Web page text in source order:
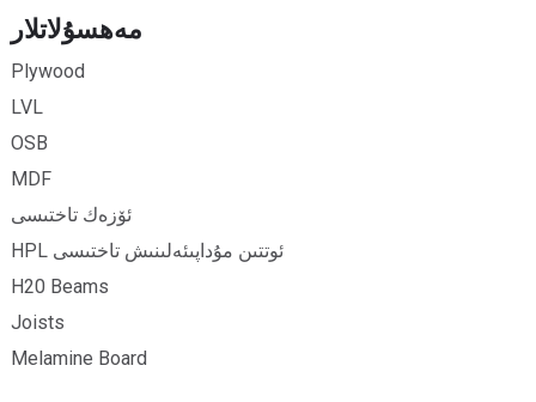
مەھسۇلاتلار
Plywood
LVL
OSB
MDF
ئۆزەك تاختىسى
HPL ئوتتىن مۇداپىئەلىنىش تاختىسى
H20 Beams
Joists
Melamine Board